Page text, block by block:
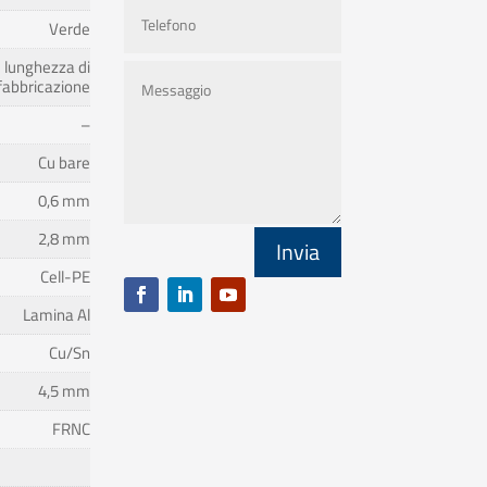
Verde
lunghezza di
–
Cu bare
0,6 mm
2,8 mm
Cell-PE
Lamina Al
Cu/Sn
4,5 mm
FRNC
Invia